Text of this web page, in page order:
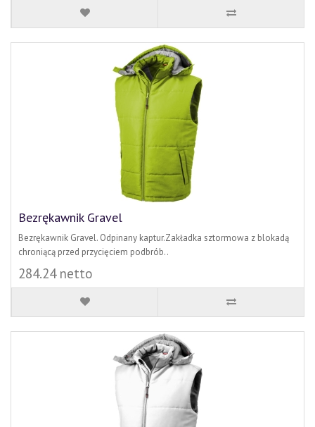
Bezrękawnik Gravel
Bezrękawnik Gravel. Odpinany kaptur.Zakładka sztormowa z blokadą
chroniącą przed przycięciem podbrób..
284.24 netto